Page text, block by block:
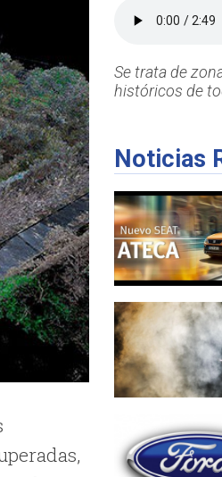
Se trata de
históricos de
Noticias